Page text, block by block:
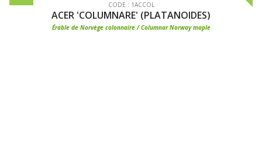
CODE : 1ACCOL
ACER 'COLUMNARE' (PLATANOIDES)
Érable de Norvège colonnaire / Columnar Norway maple